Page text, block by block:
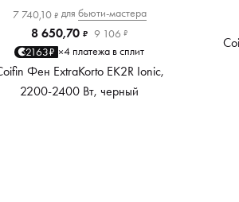
7 740,10 ₽ для бьюти-мастера
8 650,70 ₽ 9 106 ₽
2163₽ ×4 платежа в сплит
Фен ExtraKorto EK2R Ionic,
2200-2400 Вт, черный